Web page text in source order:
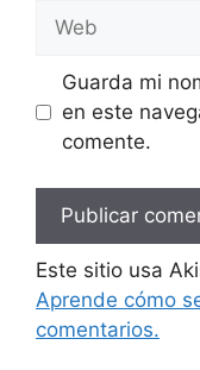
Web
Guarda mi
en este
comente.
Este sitio usa
Aprende cómo
comentarios.